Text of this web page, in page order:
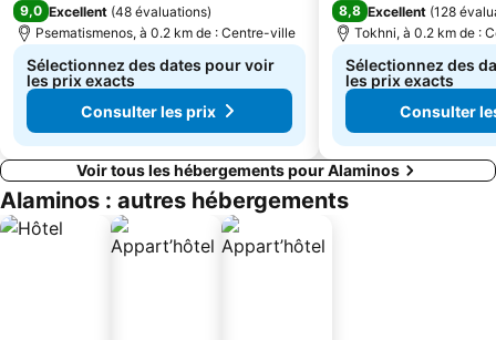
9,0 Excellent (48 évaluations)
Psematismenos, à 0.2 km de : Centre-ville
Sélectionnez des dates pour voir
les prix exacts
Consulter les prix
8,8 Excellent (128
Tokhni, à 0.2 km de :
Sélectionnez des
les prix exacts
Consulter
Voir tous les hébergements pour Alaminos
Alaminos : autres hébergements